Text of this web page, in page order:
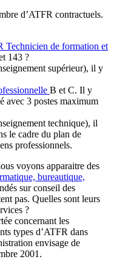
d’ATFR contractuels.
Technicien de formation et
143 ?
supérieur), il y
B et C. Il y
avec 3 postes maximum
technique), il
le cadre du plan de
professionnels.
voyons apparaitre des
bureautique,
sur conseil des
pas. Quelles sont leurs
?
concernant les
types d’ATFR dans
envisage de
2001.